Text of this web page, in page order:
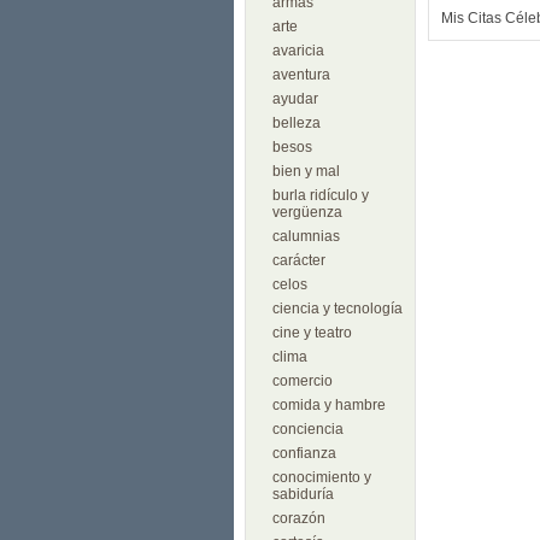
arte
avaricia
aventura
ayudar
belleza
besos
bien y mal
burla ridículo y
vergüenza
calumnias
carácter
celos
ciencia y tecnología
cine y teatro
clima
comercio
comida y hambre
conciencia
confianza
conocimiento y
sabiduría
corazón
Mis Citas